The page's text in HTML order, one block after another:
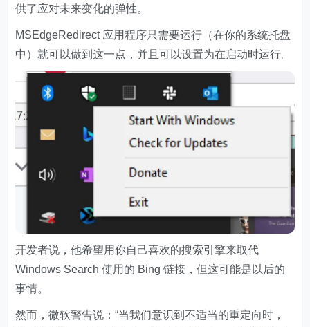
供了应对未来变化的弹性。
MSEdgeRedirect 应用程序只需要运行（在你的系统托盘
中）就可以做到这一点，并且可以设置为在启动时运行。
开发者说，他希望用你自己喜欢的搜索引擎来取代
Windows Search 使用的 Bing 链接，但这可能是以后的
事情。
然而，微软警告说：“当我们意识到不适当的重定向时，